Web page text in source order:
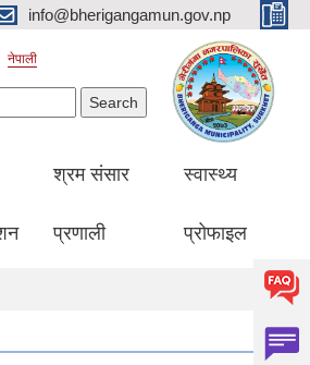
info@bherigangamun.gov.np
नेपाली
श्रम संसार
प्रणाली
स्वास्थ्य
प्रोफाइल